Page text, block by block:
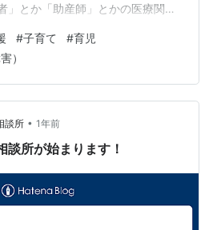
」とか「助産師」とかの医療関係
のがあります。 ザックリ言うと
ビリ”のお仕事です。 その中で
てているのが「作業療法士」で
齢者までと幅広く（作業療法士ご
対象者の年齢にあわせて”生
行っていき…
#子育て #育児
）
談所 • 1年前
談所が始まります！